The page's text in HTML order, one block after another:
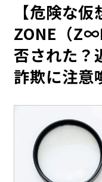
【危険な仮
ZONE（
否された？
詐欺に注意